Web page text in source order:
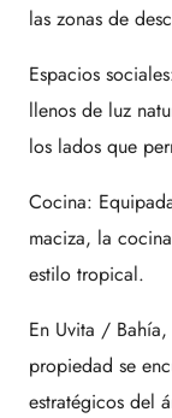
las zonas de
Espacios
llenos de luz
los lados que
Cocina:
maciza, la
estilo tropical.
En Uvita /
propiedad se
estratégicos del